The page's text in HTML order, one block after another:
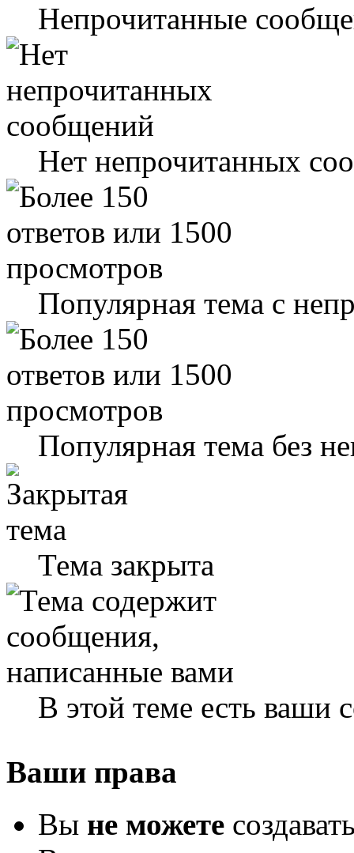
Непрочитанные
Нет непрочитанных
Популярная тема с
Популярная тема без
Тема закрыта
В этой теме есть ваши
Ваши права
Вы не можете